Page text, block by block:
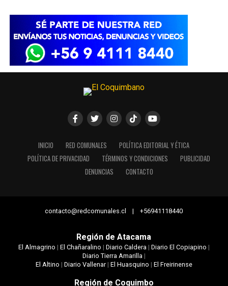
INICIO RED COMUNALES
POLÍTICA EDITORIAL Y ÉTICA
POLÍTICA DE PRIVACIDAD
TÉRMINOS Y CONDICIONES
PUBLICIDAD
DENUNCIAS
CONTACTO
contacto@redcomunales.cl | +56941118440
Región de Atacama
El Almagrino | El Chañaralino | Diario Caldera| Diario El Copiapino |
Diario Tierra Amarilla|
El Altino | Diario Vallenar| El Huasquino | El Freirinense
Región de Coquimbo